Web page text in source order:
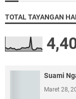
TOTAL TAYANGAN
Suami
Maret 28,